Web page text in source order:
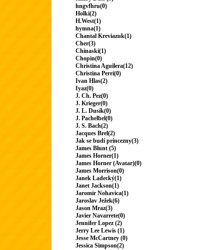
hngvfhru(0)
Holki(2)
H.West(1)
hymna(1)
Chantal Kreviazuk(1)
Cher(3)
Chinaski(1)
Chopin(0)
Christina Aguilera(12)
Christina Perri(0)
Ivan Hlas(2)
Iyaz(0)
J. Ch. Pez(0)
J. Krieger(0)
J. L. Dusík(0)
J. Pachelbel(0)
J. S. Bach(2)
Jacques Brel(2)
Jak se budí princezny(3)
James Blunt (5)
James Horner(1)
James Horner (Avatar)(0)
James Morrison(0)
Janek Ladecký(1)
Janet Jackson(1)
Jaromír Nohavica(1)
Jaroslav Ježek(6)
Jason Mraz(3)
Javier Navarrete(0)
Jennifer Lopez (2)
Jerry Lee Lewis (1)
Jesse McCartney (0)
Jessica Simpson(2)